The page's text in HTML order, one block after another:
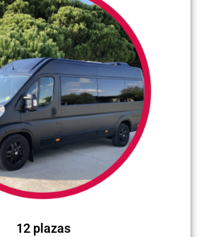
12 plazas